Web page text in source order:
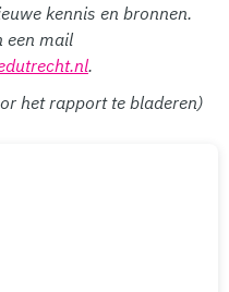
kennis en bronnen.
een mail
.
het rapport te bladeren)